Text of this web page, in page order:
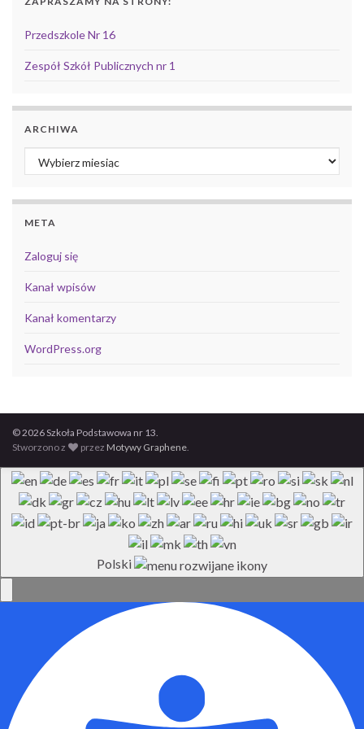
Przedszkole Nr 16
Zespół Szkół Publicznych nr 1
ARCHIWA
Archiwa
META
Zaloguj się
Kanał wpisów
Kanał komentarzy
WordPress.org
© 2026 Szkoła Podstawowa nr 13.
Stworzono z
przez Motywy Graphene
Polski